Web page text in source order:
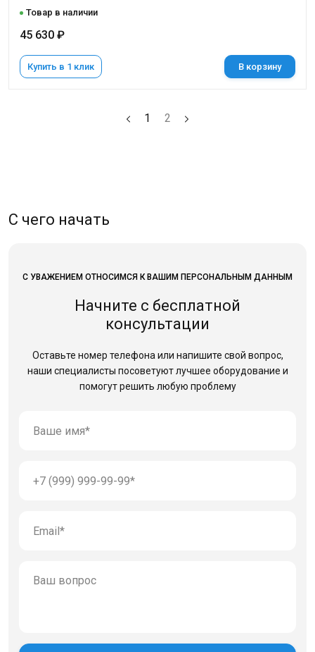
Товар в наличии
45 630 ₽
Купить в 1 клик В корзину
1 2
С чего начать
С УВАЖЕНИЕМ ОТНОСИМСЯ К ВАШИМ ПЕРСОНАЛЬНЫМ ДАННЫМ
Начните с бесплатной
консультации
Оставьте номер телефона или напишите свой вопрос,
наши специалисты посоветуют лучшее оборудование и
помогут решить любую проблему